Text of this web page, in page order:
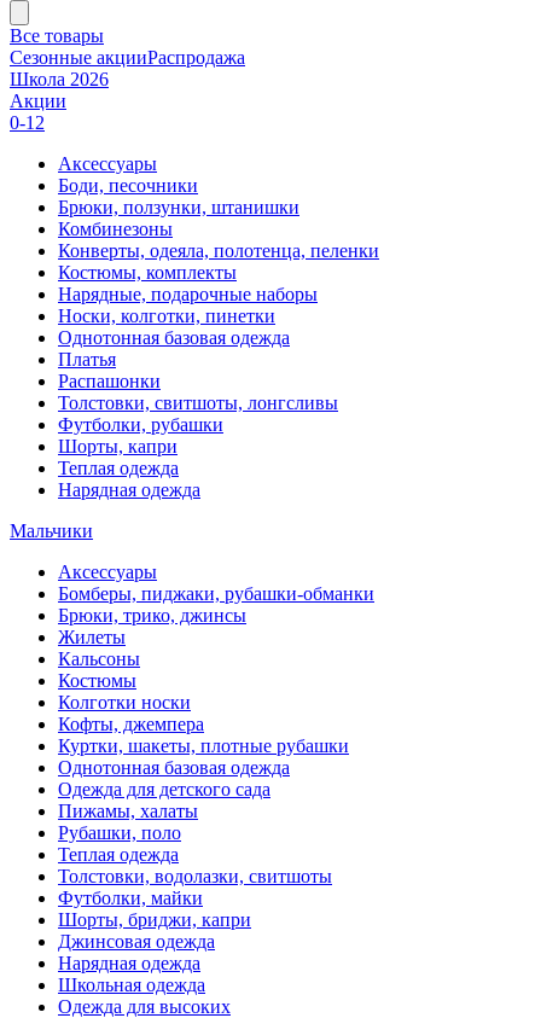
Все товары
Сезонные акцииРаспродажа
Школа 2026
Акции
0-12
Аксессуары
Боди, песочники
Брюки, ползунки, штанишки
Комбинезоны
Конверты, одеяла, полотенца, пеленки
Костюмы, комплекты
Нарядные, подарочные наборы
Носки, колготки, пинетки
Однотонная базовая одежда
Платья
Распашонки
Толстовки, свитшоты, лонгсливы
Футболки, рубашки
Шорты, капри
Теплая одежда
Нарядная одежда
Мальчики
Аксессуары
Бомберы, пиджаки, рубашки-обманки
Брюки, трико, джинсы
Жилеты
Кальсоны
Костюмы
Колготки носки
Кофты, джемпера
Куртки, шакеты, плотные рубашки
Однотонная базовая одежда
Одежда для детского сада
Пижамы, халаты
Рубашки, поло
Теплая одежда
Толстовки, водолазки, свитшоты
Футболки, майки
Шорты, бриджи, капри
Джинсовая одежда
Нарядная одежда
Школьная одежда
Одежда для высоких